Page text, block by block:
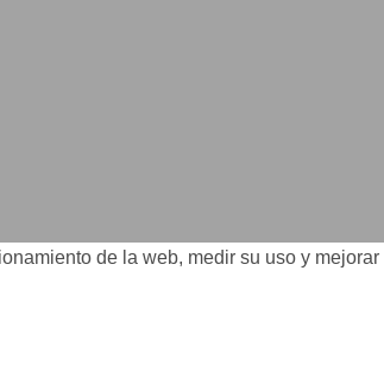
de la web, medir su uso y